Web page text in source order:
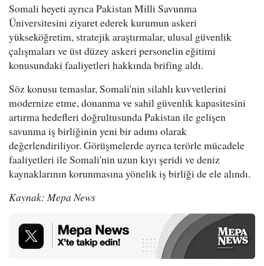
Somali heyeti ayrıca Pakistan Milli Savunma
Üniversitesini ziyaret ederek kurumun askeri
yükseköğretim, stratejik araştırmalar, ulusal güvenlik
çalışmaları ve üst düzey askeri personelin eğitimi
konusundaki faaliyetleri hakkında brifing aldı.
Söz konusu temaslar, Somali'nin silahlı kuvvetlerini
modernize etme, donanma ve sahil güvenlik kapasitesini
artırma hedefleri doğrultusunda Pakistan ile gelişen
savunma iş birliğinin yeni bir adımı olarak
değerlendiriliyor. Görüşmelerde ayrıca terörle mücadele
faaliyetleri ile Somali'nin uzun kıyı şeridi ve deniz
kaynaklarının korunmasına yönelik iş birliği de ele alındı.
Kaynak: Mepa News